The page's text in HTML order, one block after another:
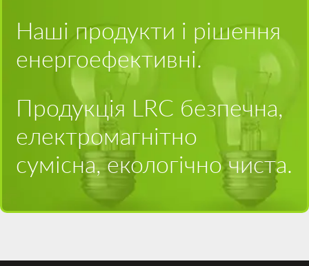
Наші продукти і рішення
енергоефективні.
Продукція LRC безпечна,
електромагнітно
сумісна, екологічно чиста.